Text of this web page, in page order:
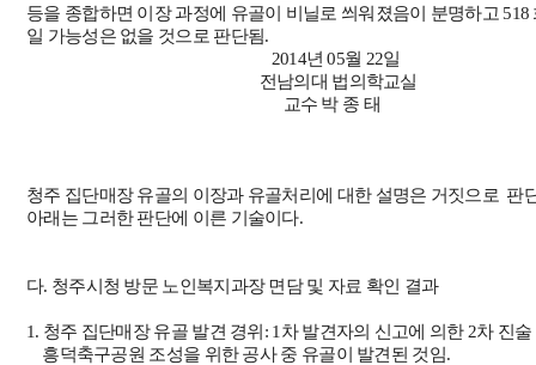
등을 종합하면 이장 과정에 유골이 비닐로 씌워졌음이 분명하고 518
일 가능성은 없을 것으로 판단됨.
2014년 05월 22일
전남의대 법의학교실
교수 박 종 태
청주 집단매장 유골의 이장과 유골처리에 대한 설명은 거짓으로 판
아래는 그러한 판단에 이른 기술이다.
다. 청주시청 방문 노인복지과장 면담 및 자료 확인 결과
1. 청주 집단매장 유골 발견 경위 : 1 차 발견자의 신고에 의한2차 진술
흥덕축구공원 조성을 위한 공사 중 유골이 발견된 것임.